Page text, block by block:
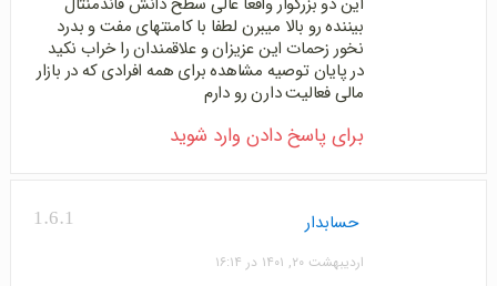
بیننده رو بالا میبرن لطفا با کامنتهای مفت و بدرد
نخور زحمات این عزیزان و علاقمندان را خراب نکید
در پایان توصیه مشاهده برای همه افرادی که در بازار
مالی فعالیت دارن رو دارم
برای پاسخ دادن وارد شوید
1.6.1 حسابدار
اردیبهشت ۲۰, ۱۴۰۱ در ۱۶:۱۴